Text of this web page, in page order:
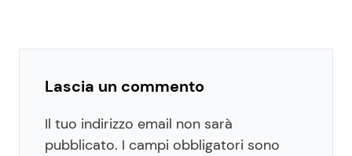
Lascia un commento
Il tuo indirizzo email non sarà
pubblicato. I campi obbligatori sono